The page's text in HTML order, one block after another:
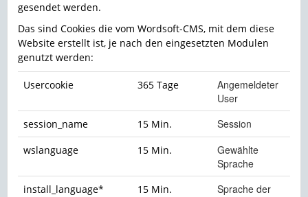
gesendet werden.
Das sind Cookies die vom Wordsoft-CMS, mit dem diese
Website erstellt ist, je nach den eingesetzten Modulen
genutzt werden:
Usercookie 365 Tage
Angemeldeter
User
session_name 15 Min. Session
wslanguage 15 Min.
Gewählte
Sprache
install_language* 15 Min.
Sprache der